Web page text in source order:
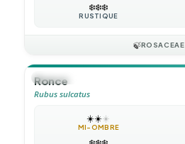
❄️❄️❄️
RUSTIQUE
🍃ROSACEAE
🪴VIVACE
Ronce
Rubus sulcatus
☀️☀️☀️
MI-OMBRE